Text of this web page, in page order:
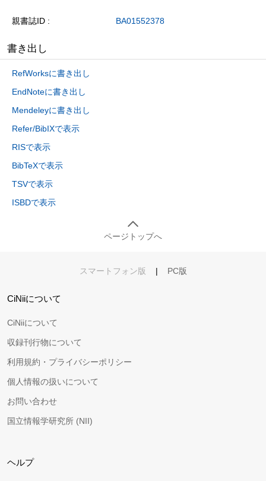
親書誌ID BA01552378
書き出し
RefWorksに書き出し
EndNoteに書き出し
Mendeleyに書き出し
Refer/BibIXで表示
RISで表示
BibTeXで表示
TSVで表示
ISBDで表示
ページトップへ
スマートフォン版 | PC版
CiNiiについて
CiNiiについて
収録刊行物について
利用規約・プライバシーポリシー
個人情報の扱いについて
お問い合わせ
国立情報学研究所 (NII)
ヘルプ